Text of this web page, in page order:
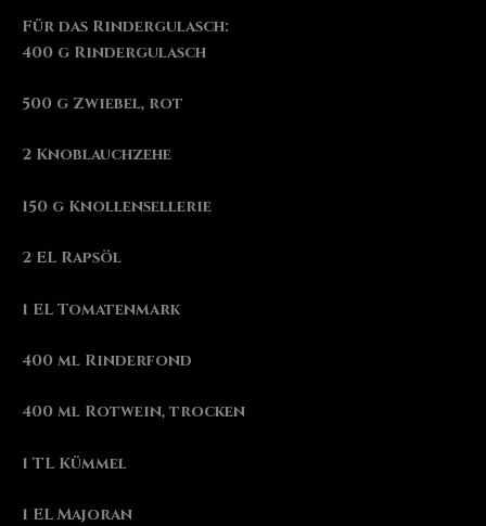
Für das Rindergulasch:
400 g Rindergulasch
500 g Zwiebel, rot
2 Knoblauchzehe
150 g Knollensellerie
2 EL Rapsöl
1 EL Tomatenmark
400 ml Rinderfond
400 ml Rotwein, trocken
1 TL Kümmel
1 EL Majoran